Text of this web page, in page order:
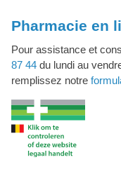
Pharmacie en
Pour assistance et
87 44 du lundi au
remplissez notre